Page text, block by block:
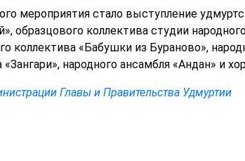
мероприятия стало выступление
образцового коллектива студии
коллектива «Бабушки из Бураново»,
народного ансамбля «Андан» и
Главы и Правительства Удмуртии